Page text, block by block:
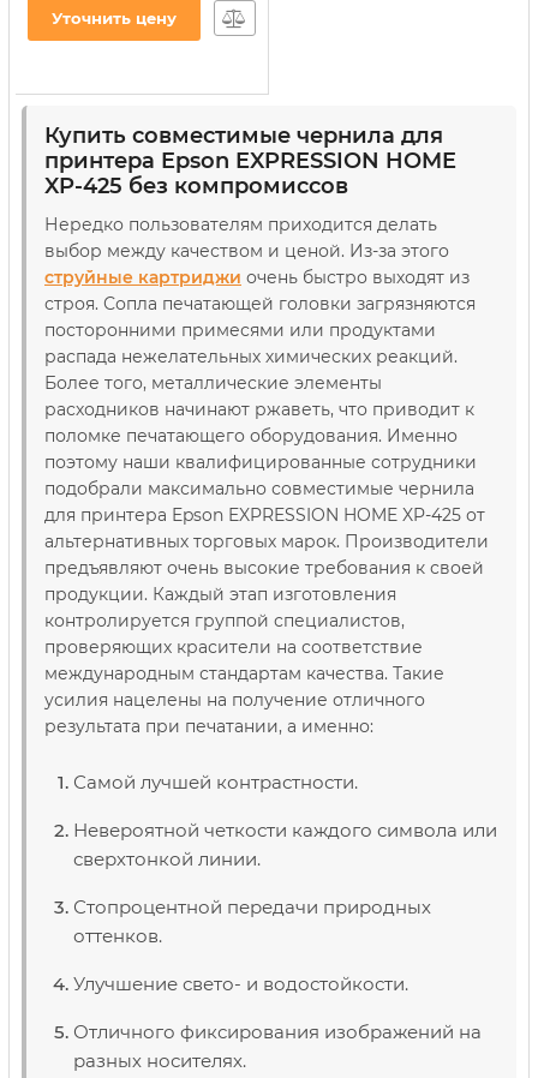
(E26/BP)
Уточнить цену
Купить совместимые чернила для
принтера Epson EXPRESSION HOME
XP-425 без компромиссов
Нередко пользователям приходится делать
выбор между качеством и ценой. Из-за этого
струйные картриджи очень быстро выходят из
строя. Сопла печатающей головки загрязняются
посторонними примесями или продуктами
распада нежелательных химических реакций.
Более того, металлические элементы
расходников начинают ржаветь, что приводит к
поломке печатающего оборудования. Именно
поэтому наши квалифицированные сотрудники
подобрали максимально совместимые чернила
для принтера Epson EXPRESSION HOME XP-425 от
альтернативных торговых марок. Производители
предъявляют очень высокие требования к своей
продукции. Каждый этап изготовления
контролируется группой специалистов,
проверяющих красители на соответствие
международным стандартам качества. Такие
усилия нацелены на получение отличного
результата при печатании, а именно:
Самой лучшей контрастности.
Невероятной четкости каждого символа или
сверхтонкой линии.
Стопроцентной передачи природных
оттенков.
Улучшение свето- и водостойкости.
Отличного фиксирования изображений на
разных носителях.